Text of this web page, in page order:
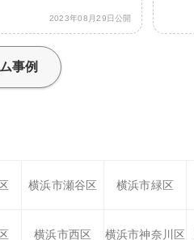
2023年08月29日公開
事例
横浜市瀬谷区 横浜市緑区
横浜市西区 横浜市神奈川区